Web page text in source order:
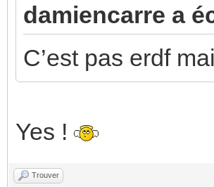
damiencarre a
C’est pas erdf
Yes !
Trouver